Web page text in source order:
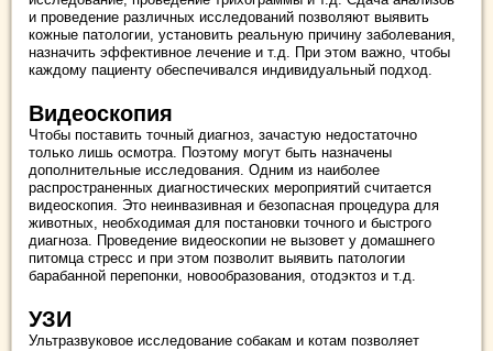
и проведение различных исследований позволяют выявить
кожные патологии, установить реальную причину заболевания,
назначить эффективное лечение и т.д. При этом важно, чтобы
каждому пациенту обеспечивался индивидуальный подход.
Видеоскопия
Чтобы поставить точный диагноз, зачастую недостаточно
только лишь осмотра. Поэтому могут быть назначены
дополнительные исследования. Одним из наиболее
распространенных диагностических мероприятий считается
видеоскопия. Это неинвазивная и безопасная процедура для
животных, необходимая для постановки точного и быстрого
диагноза. Проведение видеоскопии не вызовет у домашнего
питомца стресс и при этом позволит выявить патологии
барабанной перепонки, новообразования, отодэктоз и т.д.
УЗИ
Ультразвуковое исследование собакам и котам позволяет